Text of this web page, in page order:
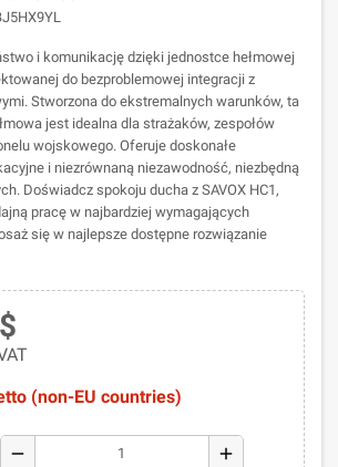
i komunikację dzięki jednostce hełmowej
do bezproblemowej integracji z
Stworzona do ekstremalnych warunków, ta
jest idealna dla strażaków, zespołów
wojskowego. Oferuje doskonałe
i niezrównaną niezawodność, niezbędną
Doświadcz spokoju ducha z SAVOX HC1,
pracę w najbardziej wymagających
się w najlepsze dostępne rozwiązanie
(non-EU countries)
remove add